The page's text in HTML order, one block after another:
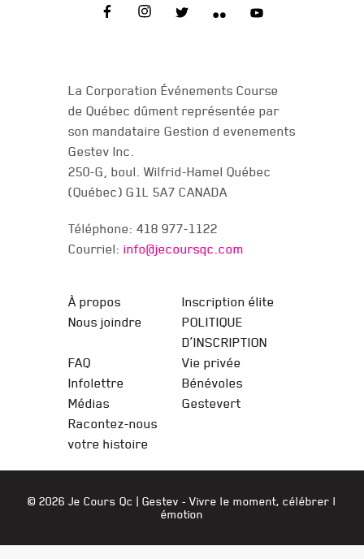
La Corporation Événements Course
de Québec dûment représentée par
son mandataire Gestion d evenements
Gestev Inc.
250-G, boul. Wilfrid-Hamel Québec
(Québec) G1L 5A7 CANADA
Téléphone: 418 977-1122
Courriel: info@jecoursqc.com
À propos
Inscription élite
Nous joindre
POLITIQUE
D’INSCRIPTION
FAQ
Vie privée
Infolettre
Bénévoles
Médias
Gestevert
Racontez-nous
votre histoire
© 2026 Je Cours Qc | Gestev - Vivre le moment, célébrer l
émotion